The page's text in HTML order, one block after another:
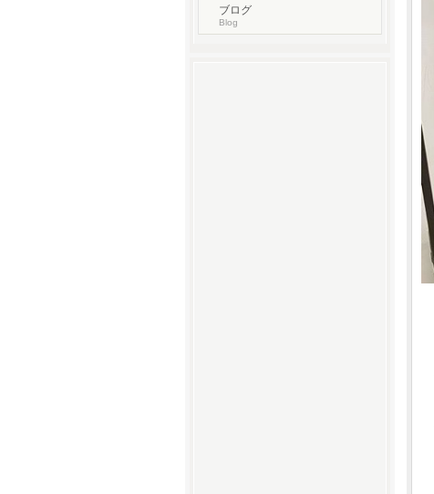
ブログ
Blog